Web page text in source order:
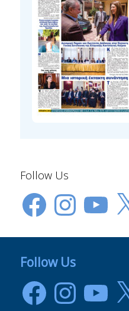
Follow Us
FacebookInstagramYouTube
X
Follow Us
FacebookInstagramYouTube
X